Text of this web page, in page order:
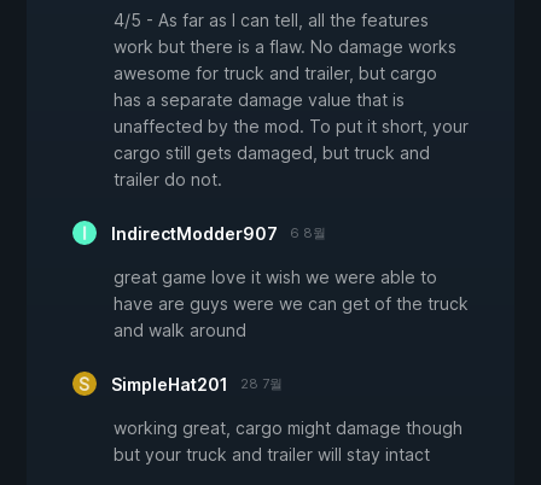
4/5 - As far as I can tell, all the features
work but there is a flaw. No damage works
awesome for truck and trailer, but cargo
has a separate damage value that is
unaffected by the mod. To put it short, your
cargo still gets damaged, but truck and
trailer do not.
IndirectModder907 6 8월
great game love it wish we were able to
have are guys were we can get of the truck
and walk around
SimpleHat201 28 7월
working great, cargo might damage though
but your truck and trailer will stay intact